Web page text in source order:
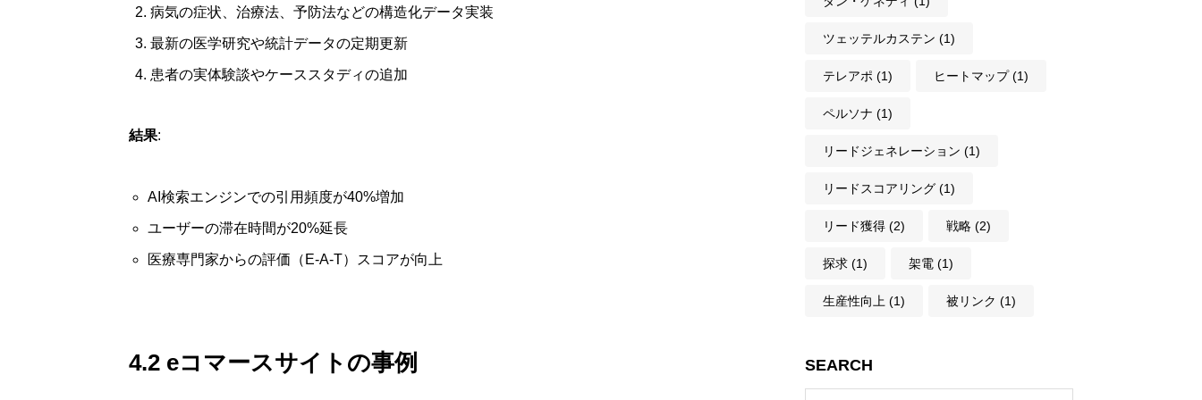
病気の症状、治療法、予防法などの構造化データ実装
最新の医学研究や統計データの定期更新
患者の実体験談やケーススタディの追加
結果:
AI検索エンジンでの引用頻度が40%増加
ユーザーの滞在時間が20%延長
医療専門家からの評価（E-A-T）スコアが向上
4.2 eコマースサイトの事例
ツェッテルカステン (1)
テレアポ (1) ヒートマップ(1)
ペルソナ (1)
リードジェネレーション (1)
リードスコアリング (1)
リード獲得 (2) 戦略 (2)
探求 (1) 架電 (1)
生産性向上 (1) 被リンク (1)
SEARCH